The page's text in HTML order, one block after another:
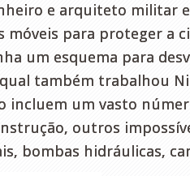
e arquiteto militar
móveis para proteger a
um esquema para
também trabalhou
incluem um vasto
outros
bombas hidráulicas,